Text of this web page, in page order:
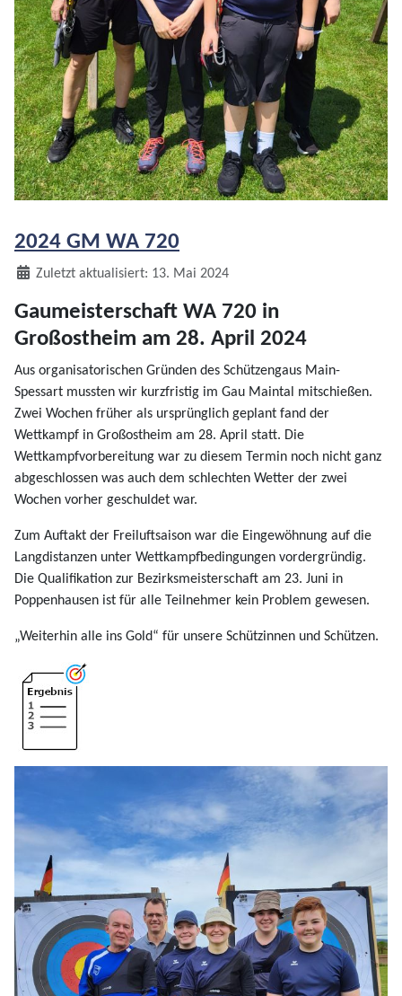
2024 GM WA 720
DetailsZuletzt aktualisiert: 13. Mai 2024
Gaumeisterschaft WA 720 in
Großostheim am 28. April 2024
Aus organisatorischen Gründen des Schützengaus Main-
Spessart mussten wir kurzfristig im Gau Maintal mitschießen.
Zwei Wochen früher als ursprünglich geplant fand der
Wettkampf in Großostheim am 28. April statt. Die
Wettkampfvorbereitung war zu diesem Termin noch nicht ganz
abgeschlossen was auch dem schlechten Wetter der zwei
Wochen vorher geschuldet war.
Zum Auftakt der Freiluftsaison war die Eingewöhnung auf die
Langdistanzen unter Wettkampfbedingungen vordergründig.
Die Qualifikation zur Bezirksmeisterschaft am 23. Juni in
Poppenhausen ist für alle Teilnehmer kein Problem gewesen.
„Weiterhin alle ins Gold“ für unsere Schützinnen und Schützen.